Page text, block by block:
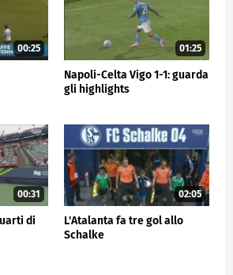
00:25 01:25
Napoli-Celta Vigo 1-1: guarda
gli highlights
00:31
di
02:05
L'Atalanta fa tre gol allo
Schalke